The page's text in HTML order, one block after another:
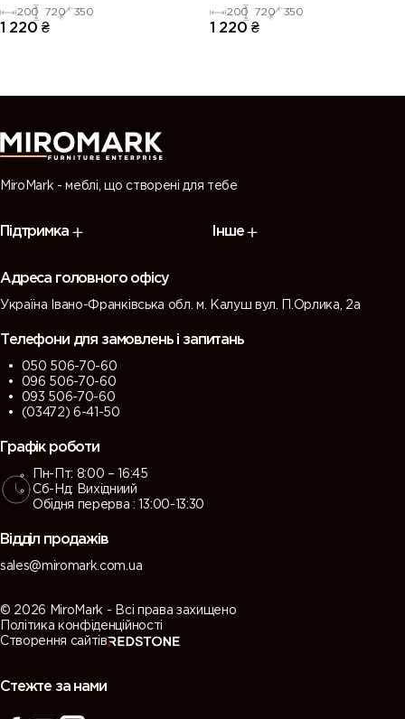
200 720 350
1 220 ₴
200 720 350
1 220 ₴
MiroMark - меблі, що створені для тебе
Підтримка Інше
Адреса головного офісу
Україна Івано-Франківська обл. м. Калуш вул. П.Орлика, 2а
Телефони для замовлень і запитань
050 506-70-60
096 506-70-60
093 506-70-60
(03472) 6-41-50
Графік роботи
Пн-Пт: 8:00 – 16:45
Сб-Нд: Вихідниий
Обідня перерва : 13:00-13:30
Відділ продажів
sales@miromark.com.ua
© 2026 MiroMark - Всі права захищено
Політика конфіденційності
Створення сайтів
Стежте за нами